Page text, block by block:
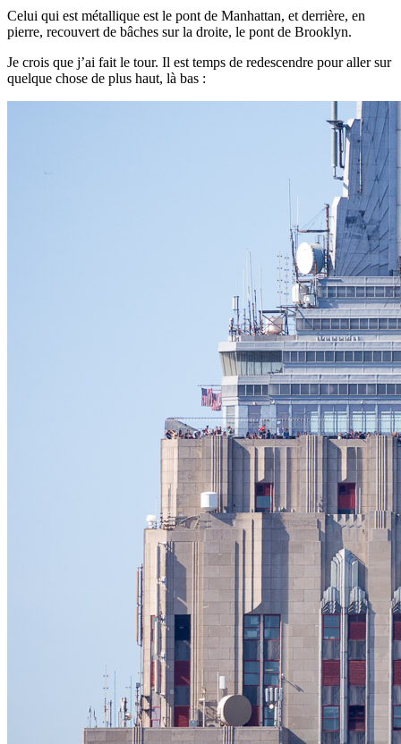
Celui qui est métallique est le pont de Manhattan, et derrière, en
pierre, recouvert de bâches sur la droite, le pont de Brooklyn.
Je crois que j’ai fait le tour. Il est temps de redescendre pour aller sur
quelque chose de plus haut, là bas :